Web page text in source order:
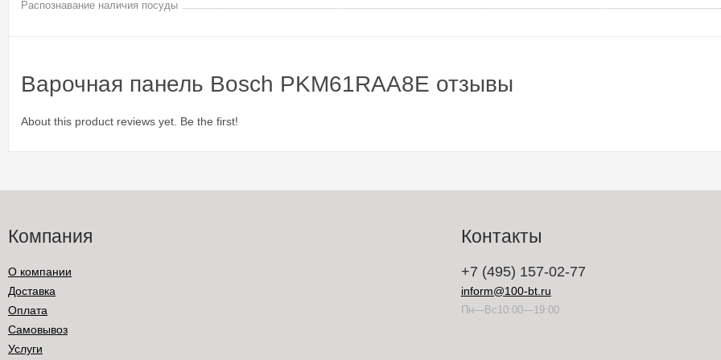
Распознавание наличия посуды
Варочная панель Bosch PKM61RAA8E отзывы
About this product reviews yet. Be the first!
Компания
О компании
Доставка
Оплата
Самовывоз
Услуги
Контакты
+7 (495) 157-02-77
inform@100-bt.ru
Пн—Вс10:00—19:00